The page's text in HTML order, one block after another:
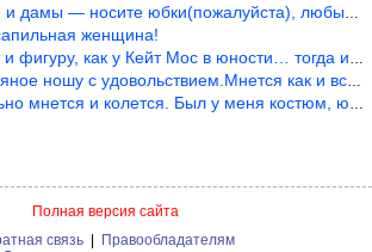
— носите юбки(пожалуйста), любые штаны на ж
женщина!
как у Кейт Мос в юности… тогда и стиль т
ношу с удовольствием.Мнется как и все. Но это
мнется и колется. Был у меня костюм, юбка и жак
Полная версия сайта
связь | Правообладателям